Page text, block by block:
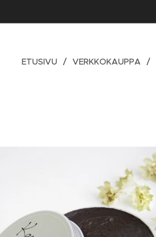
ETUSIVU VERKKOKAUPPA